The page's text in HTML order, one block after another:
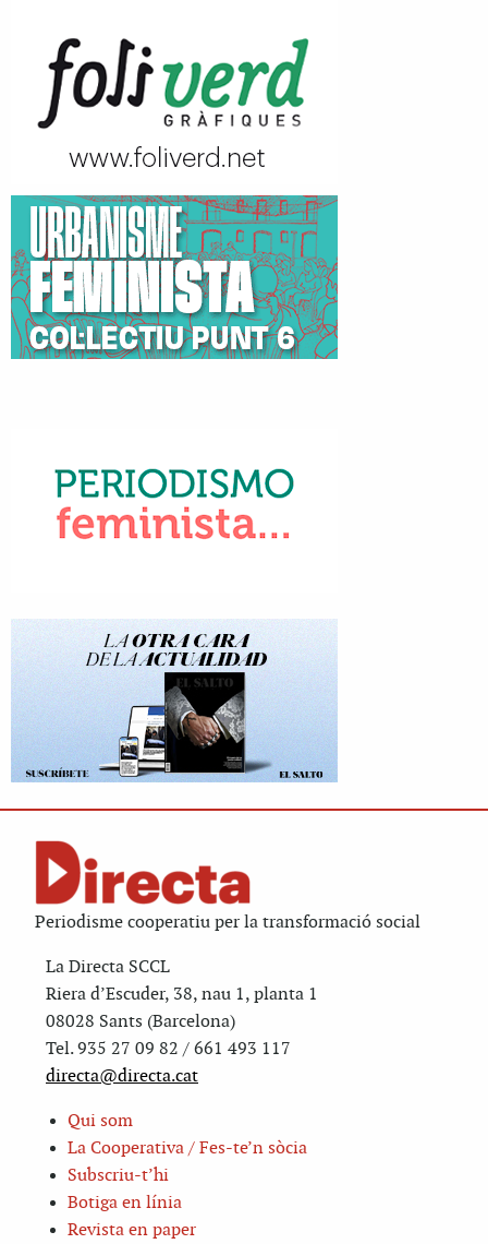
Periodisme cooperatiu per la transformació social
La Directa SCCL
Riera d’Escuder, 38, nau 1, planta 1
08028 Sants (Barcelona)
Tel. 935 27 09 82 / 661 493 117
directa@directa.cat
Qui som
La Cooperativa / Fes-te’n sòcia
Subscriu-t’hi
Botiga en línia
Revista en paper